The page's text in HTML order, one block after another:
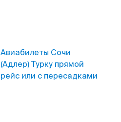
Авиабилеты Сочи
(Адлер) Турку прямой
рейс или с пересадками